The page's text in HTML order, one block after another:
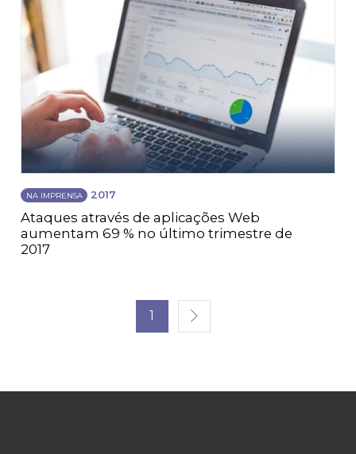
NA IMPRENSA 2017
Ataques através de aplicações Web
aumentam 69 % no último trimestre de
2017
1